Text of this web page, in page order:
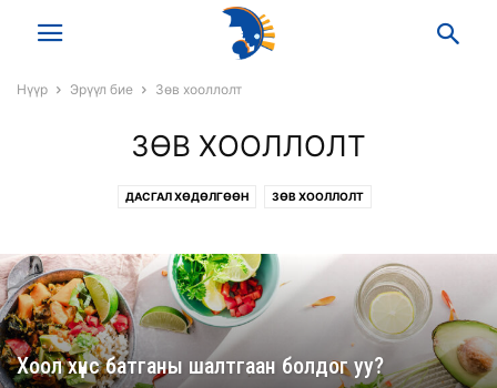
Нүүр Эрүүл бие Зөв хооллолт
ЗӨВ ХООЛЛОЛТ
ДАСГАЛ ХӨДӨЛГӨӨН ЗӨВ ХООЛЛОЛТ
Хоол хүнс батганы шалтгаан болдог уу?